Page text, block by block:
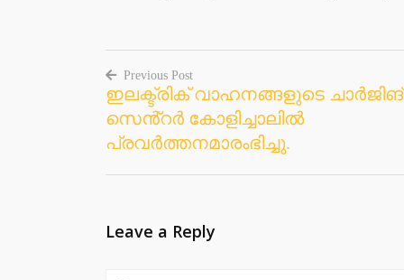
Post
navigation
Previous Post
ഇലക്ട്രിക് വാഹനങ്ങളുടെ ചാർജിങ്
സെൻ്റർ കോളിച്ചാലിൽ
പ്രവർത്തനമാരംഭിച്ചു.
Leave a Reply